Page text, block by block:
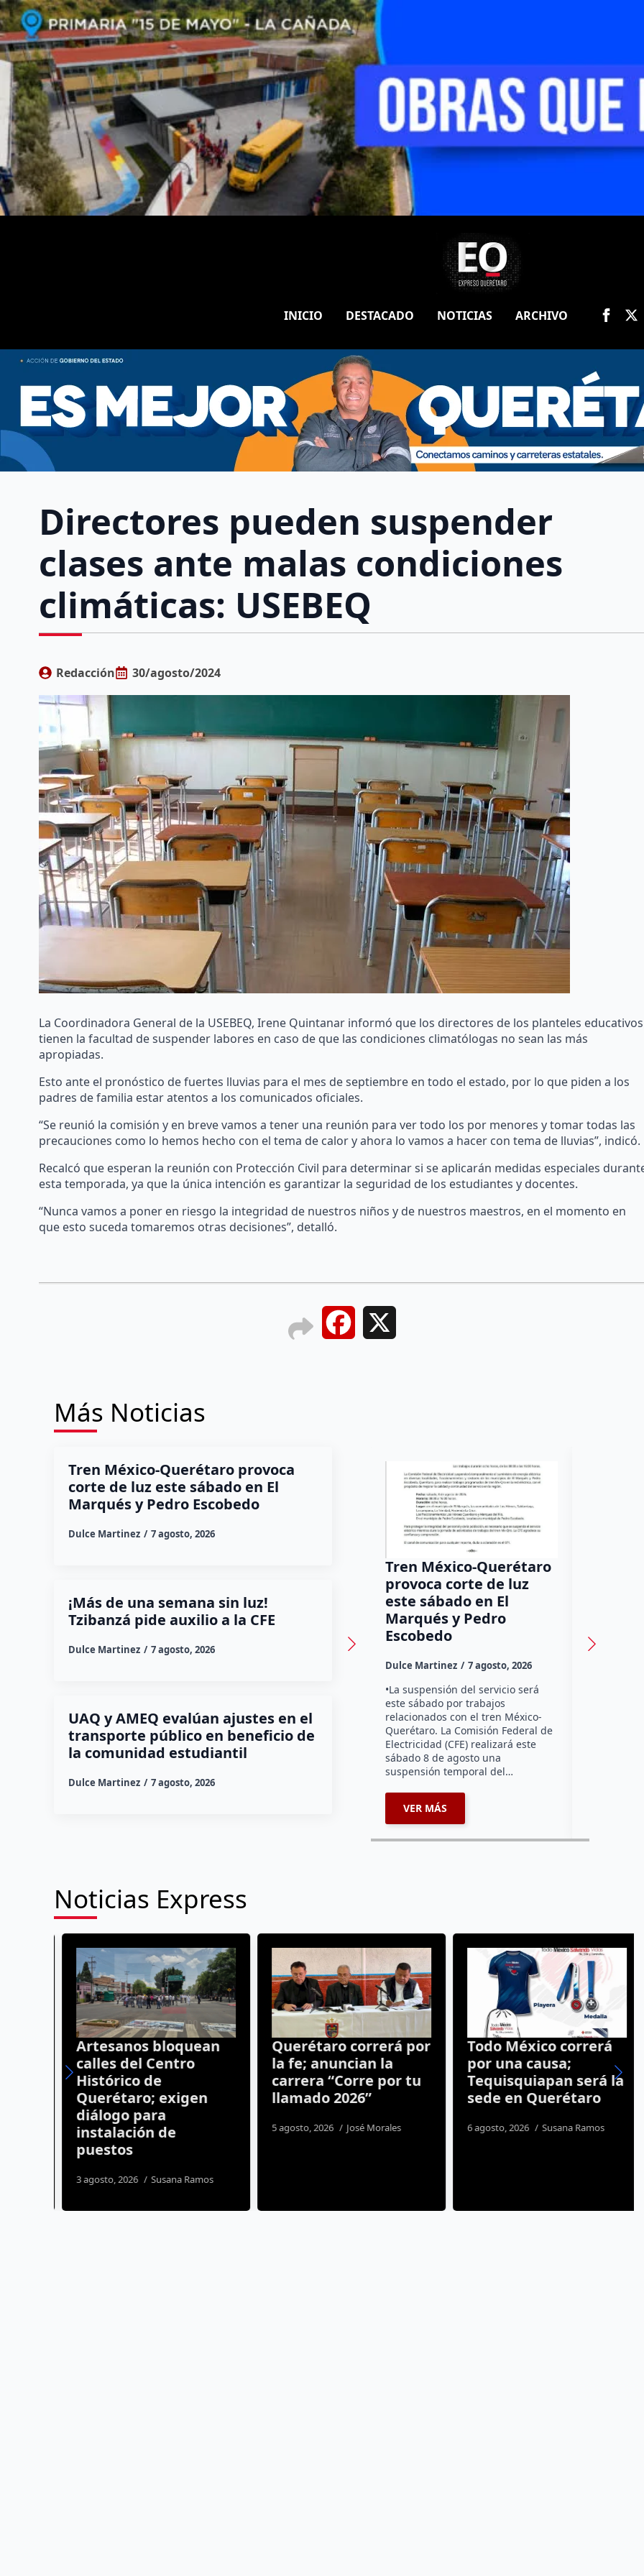
INICIO DESTACADO NOTICIAS ARCHIVO
Directores pueden suspender
clases ante malas condiciones
climáticas: USEBEQ
Redacción 30/agosto/2024
La Coordinadora General de la USEBEQ, Irene Quintanar informó que los directores de los planteles educativos
tienen la facultad de suspender labores en caso de que las condiciones climatólogas no sean las más
apropiadas.
Esto ante el pronóstico de fuertes lluvias para el mes de septiembre en todo el estado, por lo que piden a los
padres de familia estar atentos a los comunicados oficiales.
“Se reunió la comisión y en breve vamos a tener una reunión para ver todo los por menores y tomar todas las
precauciones como lo hemos hecho con el tema de calor y ahora lo vamos a hacer con tema de lluvias”, indicó.
Recalcó que esperan la reunión con Protección Civil para determinar si se aplicarán medidas especiales
esta temporada, ya que la única intención es garantizar la seguridad de los estudiantes y docentes.
“Nunca vamos a poner en riesgo la integridad de nuestros niños y de nuestros maestros, en el momento en
que esto suceda tomaremos otras decisiones”, detalló.
Facebook
Más Noticias
Tren México-Querétaro provoca
corte de luz este sábado en El
Marqués y Pedro Escobedo
Dulce Martinez 7 agosto, 2026
¡Más de una semana sin luz!
Tzibanzá pide auxilio a la CFE
Dulce Martinez 7 agosto, 2026
UAQ y AMEQ evalúan ajustes en el
transporte público en beneficio de
la comunidad estudiantil
Dulce Martinez 7 agosto, 2026
Tren México-Querétaro
provoca corte de luz
este sábado en El
Marqués y Pedro
Escobedo
Dulce Martinez 7 agosto, 2026
•La suspensión del servicio será
este sábado por trabajos
relacionados con el tren México-
Querétaro. La Comisión Federal de
Electricidad (CFE) realizará este
sábado 8 de agosto una
suspensión temporal del…
VER MÁS
Habitantes
Noticias Express
Artesanos bloquean
calles del Centro
Histórico de
Querétaro; exigen
diálogo para
instalación de
puestos
3 agosto, 2026 Susana Ramos
Querétaro correrá por
la fe; anuncian la
carrera “Corre por tu
llamado 2026”
5 agosto, 2026 José Morales
Todo México correrá
por una causa;
Tequisquiapan será la
sede en Querétaro
6 agosto, 2026 Susana Ramos